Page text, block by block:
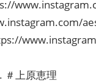
＃上原恵理